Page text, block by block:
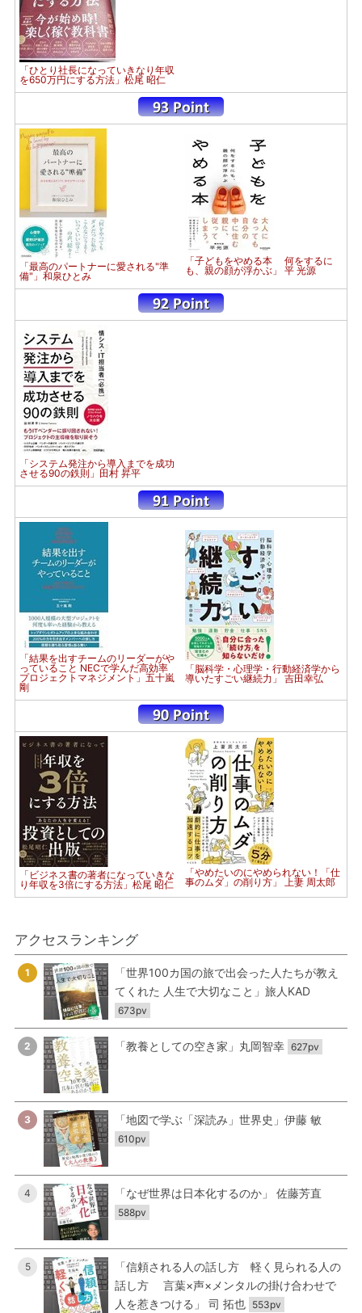
「ひとり社長になっていきなり年収
を650万円にする方法」松尾 昭仁
「最高のパートナーに愛される"準
備"」和泉ひとみ
「子どもをやめる本 何をするに
も、親の顔が浮かぶ」 平 光源
「システム発注から導入までを成功
させる90の鉄則」田村 昇平
「結果を出すチームのリーダーがや
っていること NECで学んだ高効率
プロジェクトマネジメント」五十嵐
剛
「脳科学・心理学・行動経済学から
導いたすごい継続力」 吉田幸弘
「ビジネス書の著者になっていきな
り年収を3倍にする方法」松尾 昭仁
「やめたいのにやめられない！「仕
事のムダ」の削り方」 上妻 周太郎
アクセスランキング
1
「世界100カ国の旅で出会った人たちが教え
てくれた 人生で大切なこと」旅人KAD
673pv
2 「教養としての空き家」丸岡智幸 627pv
3 「地図で学ぶ「深読み」世界史」伊藤 敏
610pv
4 「なぜ世界は日本化するのか」 佐藤芳直
588pv
5
「信頼される人の話し方 軽く見られる人の
話し方 言葉×声×メンタルの掛け合わせで
人を惹きつける」 司 拓也 553pv